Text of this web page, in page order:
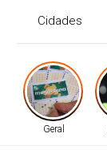
Cidades
Geral